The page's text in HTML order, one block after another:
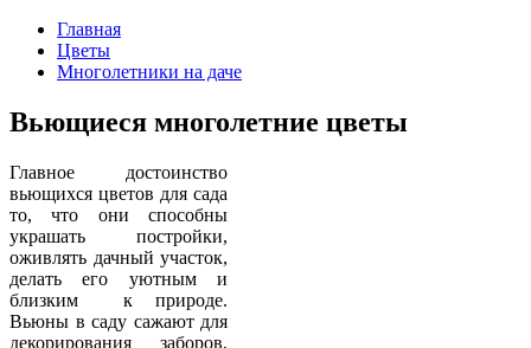
Главная
Цветы
Многолетники на даче
Вьющиеся многолетние цветы
Главное достоинство
вьющихся цветов для сада
то, что они способны
украшать постройки,
оживлять дачный участок,
делать его уютным и
близким к природе.
Вьюны в саду сажают для
декорирования заборов,